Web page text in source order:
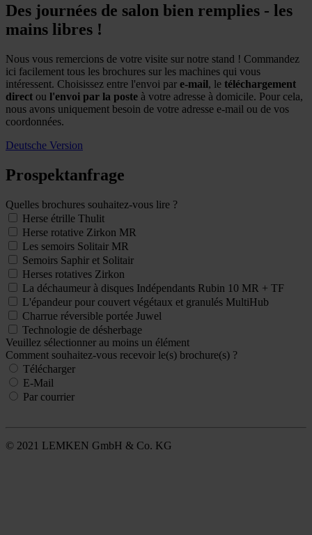
Des journées de salon bien remplies - les
mains libres !
Nous vous remercions de votre visite sur notre stand ! Commandez
ici facilement tous les brochures sur les machines qui vous
intéressent. Choisissez entre l'envoi par e-mail, le téléchargement
direct ou l'envoi par la poste à votre adresse à domicile. Pour cela,
nous avons uniquement besoin de votre adresse e-mail ou de vos
coordonnées.
Deutsche Version
Prospektanfrage
Quelles brochures souhaitez-vous lire ?
Herse étrille Thulit
Herse rotative Zirkon MR
Les semoirs Solitair MR
Semoirs Saphir et Solitair
Herses rotatives Zirkon
La déchaumeur à disques Indépendants Rubin 10 MR + TF
L'épandeur pour couvert végétaux et granulés MultiHub
Charrue réversible portée Juwel
Technologie de désherbage
Veuillez sélectionner au moins un élément
Comment souhaitez-vous recevoir le(s) brochure(s) ?
Télécharger
E-Mail
Par courrier
© 2021 LEMKEN GmbH & Co. KG